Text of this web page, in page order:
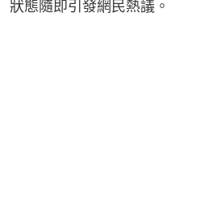
狀態隨即引發網民熱議。